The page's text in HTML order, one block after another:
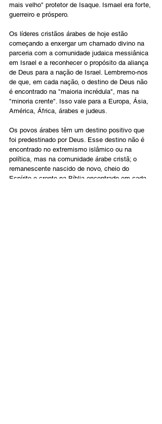
mais velho" protetor de Isaque. Ismael era forte,
guerreiro e próspero.
Os líderes cristãos árabes de hoje estão
começando a enxergar um chamado divino na
parceria com a comunidade judaica messiânica
em Israel e a reconhecer o propósito da aliança
de Deus para a nação de Israel. Lembremo-nos
de que, em cada nação, o destino de Deus não
é encontrado na "maioria incrédula", mas na
"minoria crente". Isso vale para a Europa, Ásia,
América, África, árabes e judeus.
Os povos árabes têm um destino positivo que
foi predestinado por Deus. Esse destino não é
encontrado no extremismo islâmico ou na
política, mas na comunidade árabe cristã; o
remanescente nascido de novo, cheio do
Espírito e crente na Bíblia encontrado em cada